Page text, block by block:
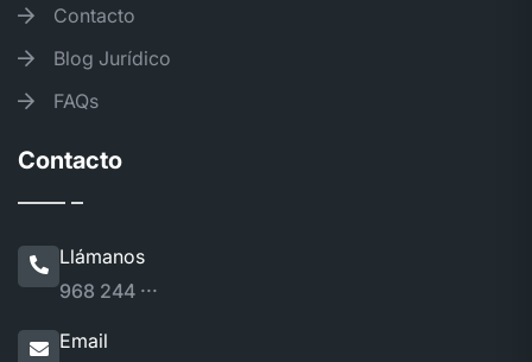
Contacto
Blog Jurídico
FAQs
Contacto
Llámanos
968 244 ···
Email